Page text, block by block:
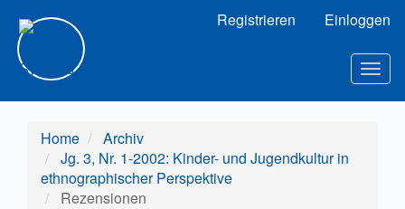
Hauptinhalt
Sidebar
Registrieren Einloggen
Home
Archiv
Jg. 3, Nr. 1-2002: Kinder- und Jugendkultur in
ethnographischer Perspektive
Rezensionen